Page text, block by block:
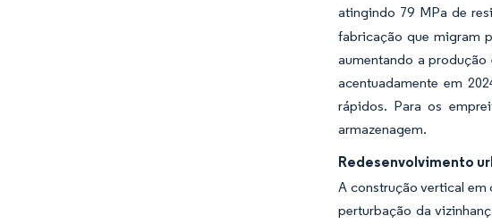
atingindo 79 MPa de
fabricação que migram
aumentando a
acentuadamente em
rápidos. Para os
armazenagem.
Redesenvolvimento
A construção vertical em
perturbação da